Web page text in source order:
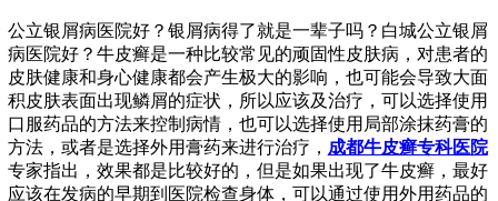
公立银屑病医院好？银屑病得了就是一辈子吗？白城公立银屑
病医院好？牛皮癣是一种比较常见的顽固性皮肤病，对患者的
皮肤健康和身心健康都会产生极大的影响，也可能会导致大面
积皮肤表面出现鳞屑的症状，所以应该及治疗，可以选择使用
口服药品的方法来控制病情，也可以选择使用局部涂抹药膏的
方法，或者是选择外用膏药来进行治疗， 成都牛皮癣专科医院
专家指出，效果都是比较好的，但是如果出现了牛皮癣，最好
应该在发病的早期到医院检查身体，可以通过使用外用药品的